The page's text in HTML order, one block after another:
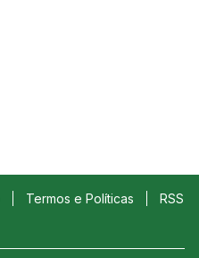
Termos e Políticas RSS